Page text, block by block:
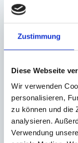
Zustimmung
Diese Webseite
Wir verwenden
personalisieren,
zu können und die
analysieren.
Verwendung
und Riem punktet
Was
Service von
Unser Rundum-